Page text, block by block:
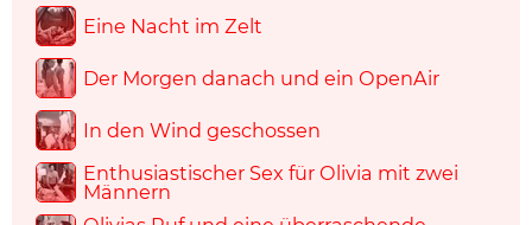
Eine Nacht im Zelt
Der Morgen danach und ein OpenAir
In den Wind geschossen
Enthusiastischer Sex für Olivia mit zwei
Männern